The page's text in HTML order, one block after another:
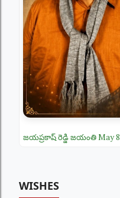
జయప్రకాష్ రెడ్డి జయంతి May 8
WISHES